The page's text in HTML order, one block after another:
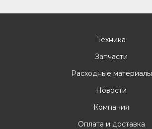
Техника
Запчасти
Расходные материалы
Новости
Компания
Оплата и доставка